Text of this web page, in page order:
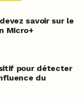
savoir sur le
Micro+
pour détecter
du